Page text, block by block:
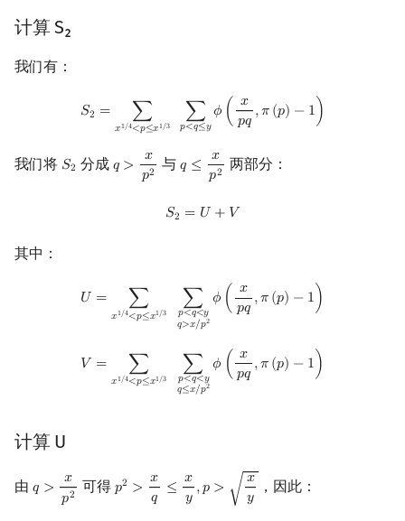
计算 S₂
我们有：
𝑆2 = ∑
𝑥1/4<𝑝≤𝑥1/3
∑
𝑝<𝑞≤𝑦
𝜙 ( 𝑥
𝑝𝑞 ,𝜋(𝑝) − 1 )
S2 4<p 3 ∑p q ≤y ϕ( q π − 1)
我们将 𝑆2
S2 分成 𝑞 > 𝑥
𝑝2
q >x p2 与𝑞 ≤ 𝑥
𝑝2
q ≤x p2 两部分：
𝑆2 = 𝑈 + 𝑉
S2=U +V
其中：
𝑈 = ∑
𝑥1/4<𝑝≤𝑥1/3
∑
𝑝<𝑞<𝑦
𝑞>𝑥/𝑝2
𝜙 ( 𝑥
𝑝𝑞 ,𝜋(𝑝) − 1 )
∑x1 ≤x1/ <q< q >x /p ϕ (xp π( p
𝑉 = ∑
𝑥1/4<𝑝≤𝑥1/3
∑
𝑝<𝑞<𝑦
𝑞≤𝑥/𝑝2
𝜙 ( 𝑥
𝑝𝑞 ,𝜋(𝑝) − 1 )
∑x1 ≤x1/ <q< q ≤x /p x p π( p
计算 U
由 𝑞 > 𝑥
𝑝2
q >x p2 可得𝑝2 > 𝑥
𝑞 ≤ 𝑥
𝑦 ,𝑝 > √ 𝑥
𝑦
p2 >x q≤ xy, p>xy ，因此：